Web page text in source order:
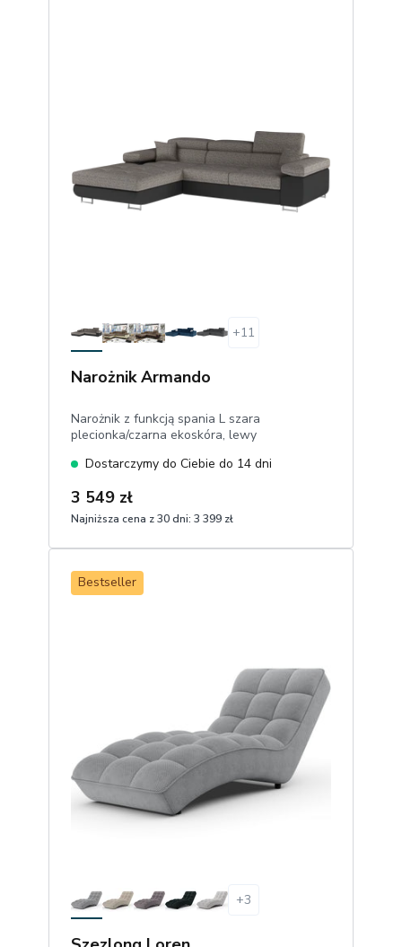
+11
Narożnik Armando
Narożnik z funkcją spania L szara
plecionka/czarna ekoskóra, lewy
Dostarczymy do Ciebie do 14 dni
3 549 zł
Najniższa cena z 30 dni: 3 399 zł
1
Bestseller
+3